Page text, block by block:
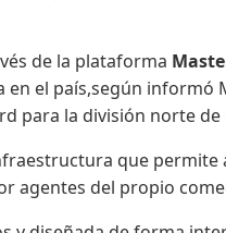
de la plataforma
en el país,según
para la división norte de
que
agentes del propio